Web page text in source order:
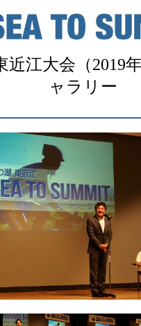
近江大会（2019
ャラリー